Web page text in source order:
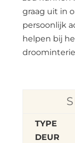
graag uit in
persoonlijk
helpen bij
TYPE
DEUR